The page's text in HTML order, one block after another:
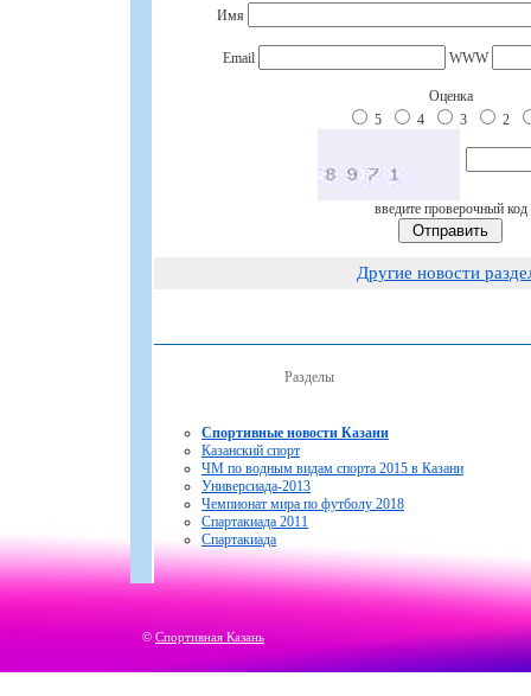
Имя
Email WWW
Оценка
5
4 3 2
введите проверочный код
Другие новости
Разделы
Спортивные новости Казани
Казанский спорт
ЧМ по водным видам спорта 2015 в Казани
Универсиада-2013
Чемпионат мира по футболу 2018
Спартакиада 2011
Спартакиада
© Спортивная Казань